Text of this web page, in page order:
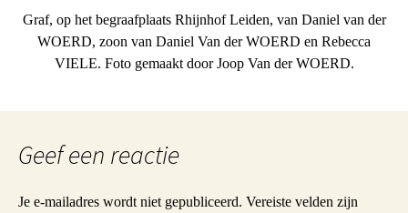
Graf, op het begraafplaats Rhijnhof Leiden, van Daniel van der
WOERD, zoon van Daniel Van der WOERD en Rebecca
VIELE. Foto gemaakt door Joop Van der WOERD.
Geef een reactie
Je e-mailadres wordt niet gepubliceerd. Vereiste velden zijn